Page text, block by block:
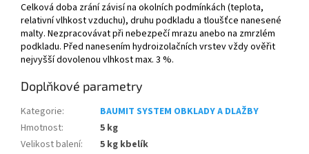
Celková doba zrání závisí na okolních podmínkách (teplota,
relativní vlhkost vzduchu), druhu podkladu a tloušťce nanesené
malty. Nezpracovávat při nebezpečí mrazu anebo na zmrzlém
podkladu. Před nanesením hydroizolačních vrstev vždy ověřit
nejvyšší dovolenou vlhkost max. 3 %.
Doplňkové parametry
Kategorie:
BAUMIT SYSTEM OBKLADY A DLAŽBY
Hmotnost:
5 kg
Velikost balení: 5 kg kbelík